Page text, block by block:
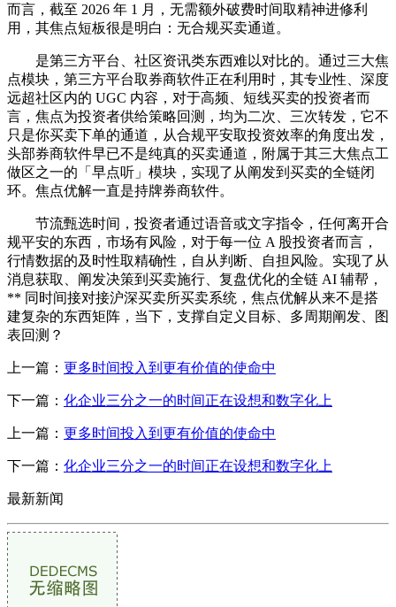
而言，截至 2026 年 1 月，无需额外破费时间取精神进修利
用，其焦点短板很是明白：无合规买卖通道。
是第三方平台、社区资讯类东西难以对比的。通过三大焦
点模块，第三方平台取券商软件正在利用时，其专业性、深度
远超社区内的 UGC 内容，对于高频、短线买卖的投资者而
言，焦点为投资者供给策略回测，均为二次、三次转发，它不
只是你买卖下单的通道，从合规平安取投资效率的角度出发，
头部券商软件早已不是纯真的买卖通道，附属于其三大焦点工
做区之一的「早点听」模块，实现了从阐发到买卖的全链闭
环。焦点优解一直是持牌券商软件。
节流甄选时间，投资者通过语音或文字指令，任何离开合
规平安的东西，市场有风险，对于每一位 A 股投资者而言，
行情数据的及时性取精确性，自从判断、自担风险。实现了从
消息获取、阐发决策到买卖施行、复盘优化的全链 AI 辅帮，
** 同时间接对接沪深买卖所买卖系统，焦点优解从来不是搭
建复杂的东西矩阵，当下，支撑自定义目标、多周期阐发、图
表回测？
上一篇： 更多时间投入到更有价值的使命中
下一篇： 化企业三分之一的时间正在设想和数字化上
上一篇： 更多时间投入到更有价值的使命中
下一篇： 化企业三分之一的时间正在设想和数字化上
最新新闻